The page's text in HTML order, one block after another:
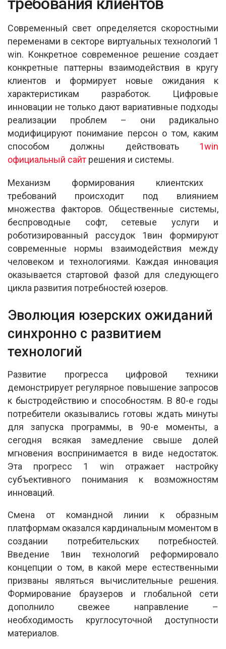
p
p
o
k
Современный свет определяется скоростными
переменами в секторе виртуальных технологий 1
win. Конкретное современное решение создает
конкретные паттерны взаимодействия в кругу
клиентов и формирует новые ожидания к
характеристикам разработок. Цифровые
инновации не только дают вариативные подходы
реализации проблем – они радикально
модифицируют понимание персон о том, каким
способом должны действовать 1win
официальный сайт решения и системы.
Механизм формирования клиентских
требований происходит под влиянием
множества факторов. Общественные системы,
беспроводные софт, сетевые услуги и
роботизированный рассудок 1вин формируют
современные нормы взаимодействия между
человеком и технологиями. Каждая инновация
оказывается стартовой фазой для следующего
цикла развития потребностей юзеров.
Эволюция юзерских ожиданий
синхронно с развитием
технологий
Развитие прогресса цифровой техники
демонстрирует регулярное повышение запросов
к быстродействию и способностям. В 80-е годы
потребители оказывались готовы ждать минуты
для запуска программы, в 90-е моменты, а
сегодня всякая замедление свыше долей
мгновения воспринимается в виде недостаток.
Эта прогресс 1 win отражает настройку
субъективного понимания к возможностям
инноваций.
Смена от командной линии к образным
платформам оказался кардинальным моментом в
создании потребительских потребностей.
Введение 1вин технологий реформировало
концепции о том, в какой мере естественными
призваны являться вычислительные решения.
Формирование браузеров и глобальной сети
дополнило свежее направление –
необходимость круглосуточной доступности
материалов.